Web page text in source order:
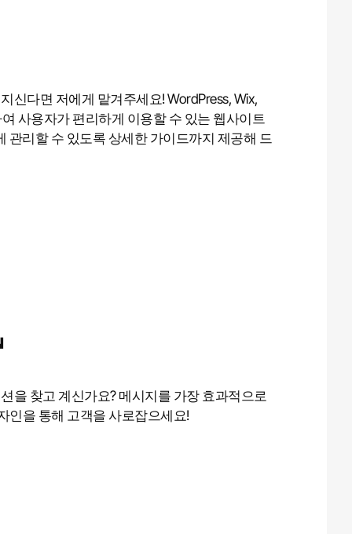
신다면 저에게 맡겨주세요! WordPress, Wix,
사용자가 편리하게 이용할 수 있는 웹사이트
관리할 수 있도록 상세한 가이드까지 제공해 드
을 찾고 계신가요? 메시지를 가장 효과적으로
인을 통해 고객을 사로잡으세요!